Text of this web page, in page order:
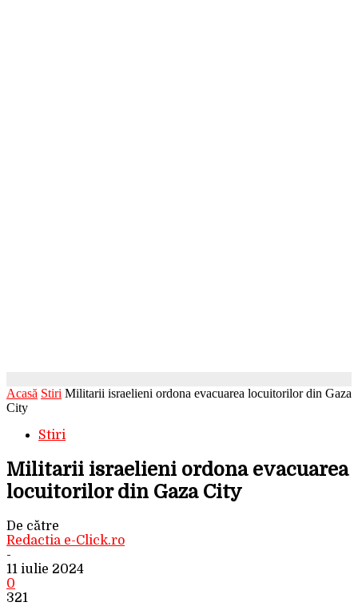
Acasă Stiri Militarii israelieni ordona evacuarea locuitorilor din Gaza
City
Stiri
Militarii israelieni ordona evacuarea
locuitorilor din Gaza City
De către
Redactia e-Click.ro
-
11 iulie 2024
0
321